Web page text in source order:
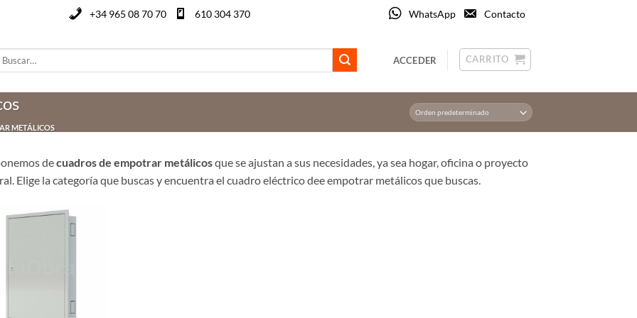
+34 965 08 70 70 610 304 370 WhatsApp Contacto
ACCEDER CARRITO
METÁLICOS
decuadros de empotrar metálicosque se ajustan a sus necesidades, ya sea hogar, oficina o proyecto
Elige la categoría que buscas y encuentra el cuadro eléctrico dee empotrar metálicos que buscas.